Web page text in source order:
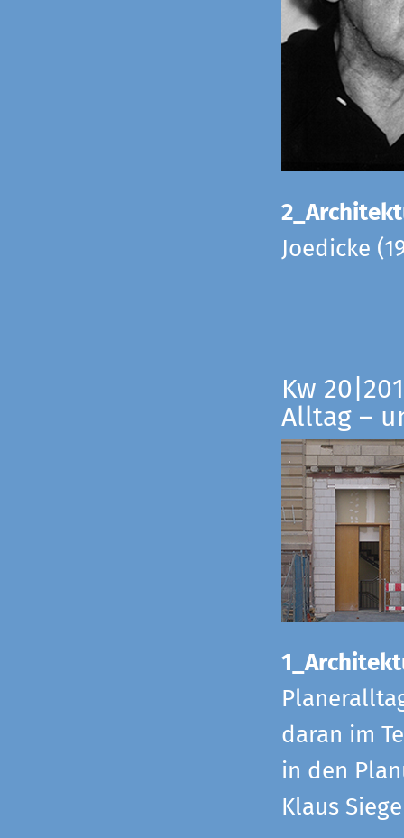
Joedicke
Kw
Alltag –
daran im
in den
Klaus